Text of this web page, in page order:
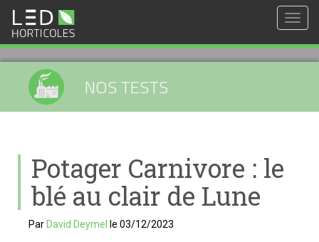
NOS TESTS
Potager Carnivore : le
blé au clair de Lune
ParDavid Deymel le 03/12/2023